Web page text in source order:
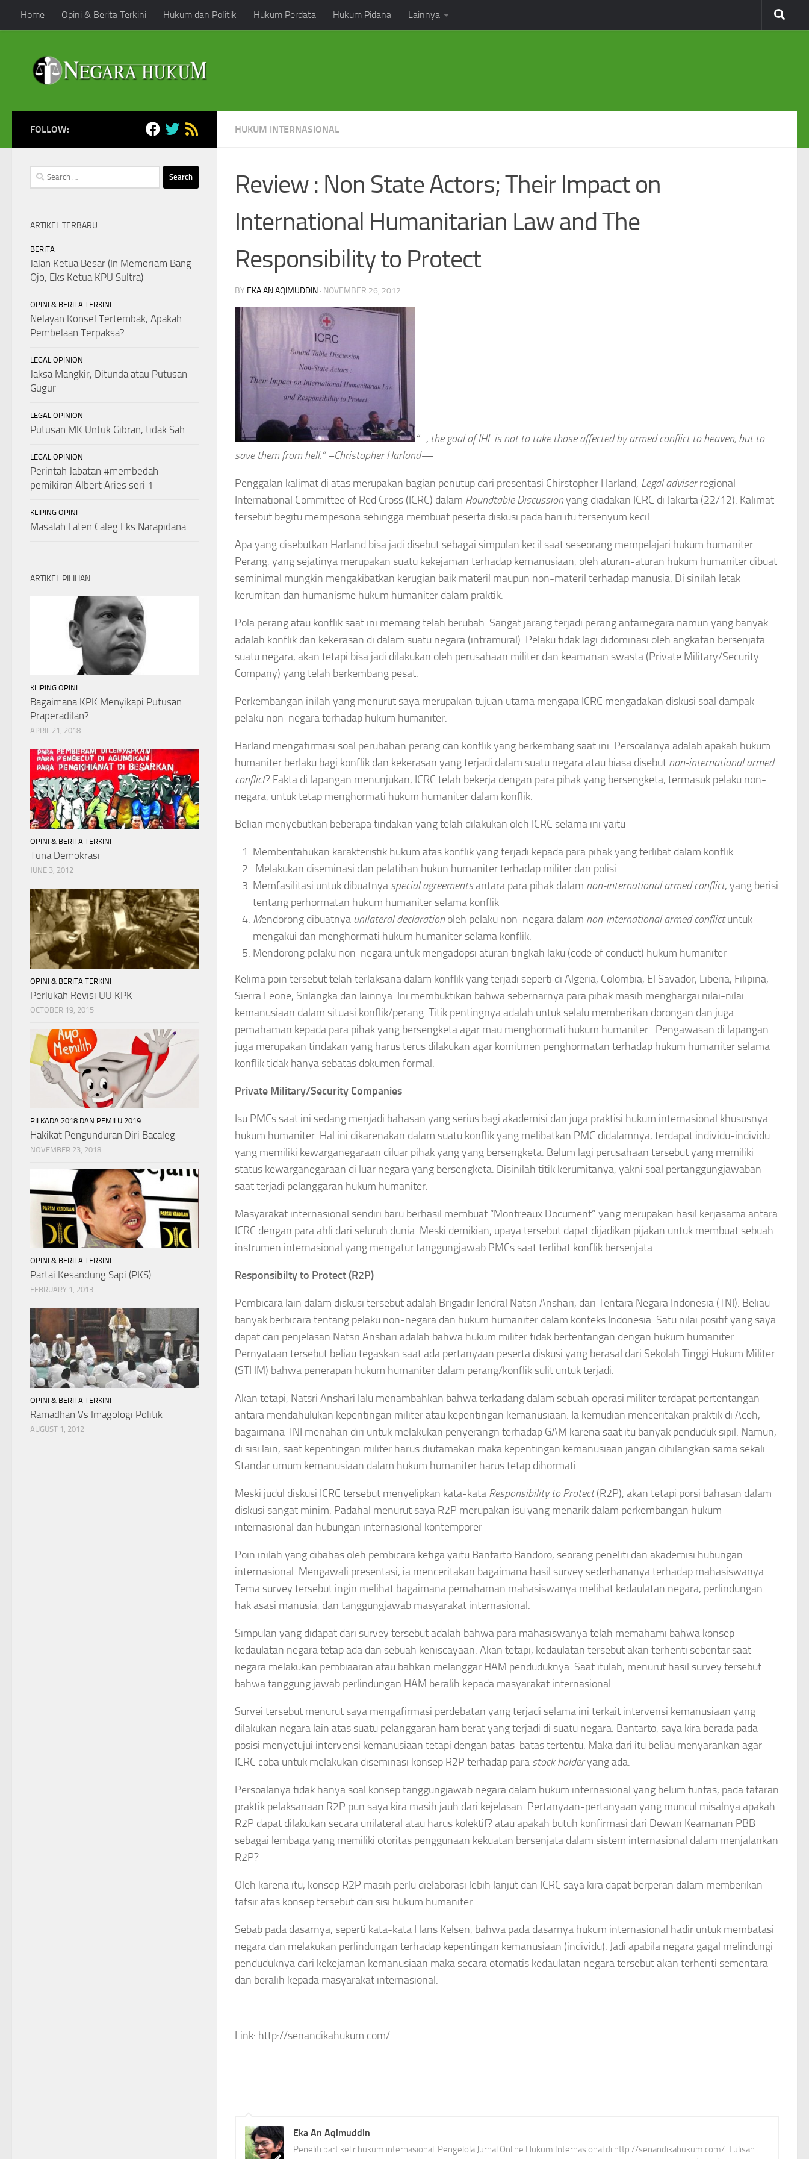
Skip to content
Home Opini & Berita Terkini Hukum dan Politik Hukum Perdata Hukum Pidana Lainnya
HUKUM INTERNASIONAL
Review : Non State Actors; Their Impact on
International Humanitarian Law and The
Responsibility to Protect
BY EKA AN AQIMUDDIN · NOVEMBER 26, 2012
“…, the goal of IHL is not to take those affected by armed conflict to heaven, but to
save them from hell.” –Christopher Harland—
Penggalan kalimat di atas merupakan bagian penutup dari presentasi Chirstopher Harland, Legal adviserregional
International Committee of Red Cross (ICRC) dalam Roundtable Discussionyang diadakan ICRC di Jakarta (22/12). Kalimat
tersebut begitu mempesona sehingga membuat peserta diskusi pada hari itu tersenyum kecil.
Apa yang disebutkan Harland bisa jadi disebut sebagai simpulan kecil saat seseorang mempelajari hukum humaniter.
Perang, yang sejatinya merupakan suatu kekejaman terhadap kemanusiaan, oleh aturan-aturan hukum humaniter dibuat
seminimal mungkin mengakibatkan kerugian baik materil maupun non-materil terhadap manusia. Di sinilah letak
kerumitan dan humanisme hukum humaniter dalam praktik.
Pola perang atau konflik saat ini memang telah berubah. Sangat jarang terjadi perang antarnegara namun yang banyak
adalah konflik dan kekerasan di dalam suatu negara (intramural). Pelaku tidak lagi didominasi oleh angkatan bersenjata
suatu negara, akan tetapi bisa jadi dilakukan oleh perusahaan militer dan keamanan swasta (Private Military/Security
Company) yang telah berkembang pesat.
Perkembangan inilah yang menurut saya merupakan tujuan utama mengapa ICRC mengadakan diskusi soal dampak
pelaku non-negara terhadap hukum humaniter.
Harland mengafirmasi soal perubahan perang dan konflik yang berkembang saat ini. Persoalanya adalah apakah hukum
humaniter berlaku bagi konflik dan kekerasan yang terjadi dalam suatu negara atau biasa disebut non-international armed
conflict? Fakta di lapangan menunjukan, ICRC telah bekerja dengan para pihak yang bersengketa, termasuk pelaku non-
negara, untuk tetap menghormati hukum humaniter dalam konflik.
Belian menyebutkan beberapa tindakan yang telah dilakukan oleh ICRC selama ini yaitu
Memberitahukan karakteristik hukum atas konflik yang terjadi kepada para pihak yang terlibat dalam konflik.
Melakukan diseminasi dan pelatihan hukun humaniter terhadap militer dan polisi
Memfasilitasi untuk dibuatnya special agreementsantara para pihak dalam non-international armed conflict, yang berisi
tentang perhormatan hukum humaniter selama konflik
Mendorong dibuatnya unilateral declaration oleh pelaku non-negara dalam non-international armed conflictuntuk
mengakui dan menghormati hukum humaniter selama konflik.
Mendorong pelaku non-negara untuk mengadopsi aturan tingkah laku (code of conduct) hukum humaniter
Kelima poin tersebut telah terlaksana dalam konflik yang terjadi seperti di Algeria, Colombia, El Savador, Liberia, Filipina,
Sierra Leone, Srilangka dan lainnya. Ini membuktikan bahwa sebernarnya para pihak masih menghargai nilai-nilai
kemanusiaan dalam situasi konflik/perang. Titik pentingnya adalah untuk selalu memberikan dorongan dan juga
pemahaman kepada para pihak yang bersengketa agar mau menghormati hukum humaniter. Pengawasan di lapangan
juga merupakan tindakan yang harus terus dilakukan agar komitmen penghormatan terhadap hukum humaniter selama
konflik tidak hanya sebatas dokumen formal.
Private Military/Security Companies
Isu PMCs saat ini sedang menjadi bahasan yang serius bagi akademisi dan juga praktisi hukum internasional khususnya
hukum humaniter. Hal ini dikarenakan dalam suatu konflik yang melibatkan PMC didalamnya, terdapat individu-individu
yang memiliki kewarganegaraan diluar pihak yang yang bersengketa. Belum lagi perusahaan tersebut yang memiliki
status kewarganegaraan di luar negara yang bersengketa. Disinilah titik kerumitanya, yakni soal pertanggungjawaban
saat terjadi pelanggaran hukum humaniter.
Masyarakat internasional sendiri baru berhasil membuat “Montreaux Document” yang merupakan hasil kerjasama antara
ICRC dengan para ahli dari seluruh dunia. Meski demikian, upaya tersebut dapat dijadikan pijakan untuk membuat sebuah
instrumen internasional yang mengatur tanggungjawab PMCs saat terlibat konflik bersenjata.
Responsibilty to Protect (R2P)
Pembicara lain dalam diskusi tersebut adalah Brigadir Jendral Natsri Anshari, dari Tentara Negara Indonesia (TNI). Beliau
banyak berbicara tentang pelaku non-negara dan hukum humaniter dalam konteks Indonesia. Satu nilai positif yang saya
dapat dari penjelasan Natsri Anshari adalah bahwa hukum militer tidak bertentangan dengan hukum humaniter.
Pernyataan tersebut beliau tegaskan saat ada pertanyaan peserta diskusi yang berasal dari Sekolah Tinggi Hukum Militer
(STHM) bahwa penerapan hukum humaniter dalam perang/konflik sulit untuk terjadi.
Akan tetapi, Natsri Anshari lalu menambahkan bahwa terkadang dalam sebuah operasi militer terdapat pertentangan
antara mendahulukan kepentingan militer atau kepentingan kemanusiaan. Ia kemudian menceritakan praktik di Aceh,
bagaimana TNI menahan diri untuk melakukan penyerangn terhadap GAM karena saat itu banyak penduduk sipil. Namun,
di sisi lain, saat kepentingan militer harus diutamakan maka kepentingan kemanusiaan jangan dihilangkan sama sekali.
Standar umum kemanusiaan dalam hukum humaniter harus tetap dihormati.
Meski judul diskusi ICRC tersebut menyelipkan kata-kata Responsibility to Protect(R2P), akan tetapi porsi bahasan dalam
diskusi sangat minim. Padahal menurut saya R2P merupakan isu yang menarik dalam perkembangan hukum
internasional dan hubungan internasional kontemporer
Poin inilah yang dibahas oleh pembicara ketiga yaitu Bantarto Bandoro, seorang peneliti dan akademisi hubungan
internasional. Mengawali presentasi, ia menceritakan bagaimana hasil survey sederhananya terhadap mahasiswanya.
Tema survey tersebut ingin melihat bagaimana pemahaman mahasiswanya melihat kedaulatan negara, perlindungan
hak asasi manusia, dan tanggungjawab masyarakat internasional.
Simpulan yang didapat dari survey tersebut adalah bahwa para mahasiswanya telah memahami bahwa konsep
kedaulatan negara tetap ada dan sebuah keniscayaan. Akan tetapi, kedaulatan tersebut akan terhenti sebentar saat
negara melakukan pembiaaran atau bahkan melanggar HAM penduduknya. Saat itulah, menurut hasil survey tersebut
bahwa tanggung jawab perlindungan HAM beralih kepada masyarakat internasional.
Survei tersebut menurut saya mengafirmasi perdebatan yang terjadi selama ini terkait intervensi kemanusiaan yang
dilakukan negara lain atas suatu pelanggaran ham berat yang terjadi di suatu negara. Bantarto, saya kira berada pada
posisi menyetujui intervensi kemanusiaan tetapi dengan batas-batas tertentu. Maka dari itu beliau menyarankan agar
ICRC coba untuk melakukan diseminasi konsep R2P terhadap para stock holderyang ada.
Persoalanya tidak hanya soal konsep tanggungjawab negara dalam hukum internasional yang belum tuntas, pada tataran
praktik pelaksanaan R2P pun saya kira masih jauh dari kejelasan. Pertanyaan-pertanyaan yang muncul misalnya apakah
R2P dapat dilakukan secara unilateral atau harus kolektif? atau apakah butuh konfirmasi dari Dewan Keamanan PBB
sebagai lembaga yang memiliki otoritas penggunaan kekuatan bersenjata dalam sistem internasional dalam menjalankan
R2P?
Oleh karena itu, konsep R2P masih perlu dielaborasi lebih lanjut dan ICRC saya kira dapat berperan dalam memberikan
tafsir atas konsep tersebut dari sisi hukum humaniter.
Sebab pada dasarnya, seperti kata-kata Hans Kelsen, bahwa pada dasarnya hukum internasional hadir untuk membatasi
negara dan melakukan perlindungan terhadap kepentingan kemanusiaan (individu). Jadi apabila negara gagal melindungi
penduduknya dari kekejaman kemanusiaan maka secara otomatis kedaulatan negara tersebut akan terhenti sementara
dan beralih kepada masyarakat internasional.
Link: http://senandikahukum.com/
Eka An Aqimuddin
Peneliti partikelir hukum internasional. Pengelola Jurnal Online Hukum Internasional di http://senandikahukum.com/. Tulisan
FOLLOW:
Search
for:
ARTIKEL TERBARU
BERITA
Jalan Ketua Besar (In Memoriam Bang
Ojo, Eks Ketua KPU Sultra)
OPINI & BERITA TERKINI
Nelayan Konsel Tertembak, Apakah
Pembelaan Terpaksa?
LEGAL OPINION
Jaksa Mangkir, Ditunda atau Putusan
Gugur
LEGAL OPINION
Putusan MK Untuk Gibran, tidak Sah
LEGAL OPINION
Perintah Jabatan #membedah
pemikiran Albert Aries seri 1
KLIPING OPINI
Masalah Laten Caleg Eks Narapidana
ARTIKEL PILIHAN
KLIPING OPINI
Bagaimana KPK Menyikapi Putusan
Praperadilan?
APRIL 21, 2018
OPINI & BERITA TERKINI
Tuna Demokrasi
JUNE 3, 2012
OPINI & BERITA TERKINI
Perlukah Revisi UU KPK
OCTOBER 19, 2015
PILKADA 2018 DAN PEMILU 2019
Hakikat Pengunduran Diri Bacaleg
NOVEMBER 23, 2018
OPINI & BERITA TERKINI
Partai Kesandung Sapi (PKS)
FEBRUARY 1, 2013
OPINI & BERITA TERKINI
Ramadhan Vs Imagologi Politik
AUGUST 1, 2012